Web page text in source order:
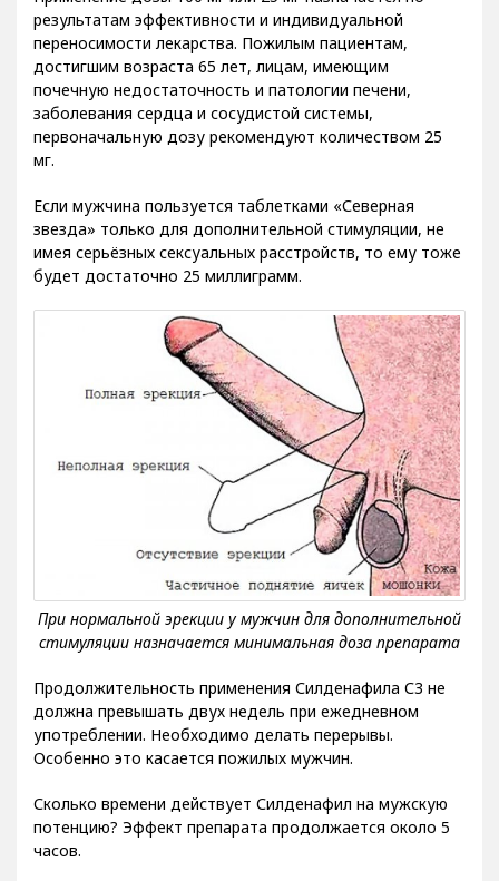
Применение дозы 100 мг или 25 мг назначается по
результатам эффективности и индивидуальной
переносимости лекарства. Пожилым пациентам,
достигшим возраста 65 лет, лицам, имеющим
почечную недостаточность и патологии печени,
заболевания сердца и сосудистой системы,
первоначальную дозу рекомендуют количеством 25
Если мужчина пользуется таблетками «Северная
звезда» только для дополнительной стимуляции, не
имея серьёзных сексуальных расстройств, то ему тоже
будет достаточно 25 миллиграмм.
Продолжительность применения Силденафила С3 не
должна превышать двух недель при ежедневном
употреблении. Необходимо делать перерывы.
Особенно это касается пожилых мужчин.
Сколько времени действует Силденафил на мужскую
потенцию? Эффект препарата продолжается около 5